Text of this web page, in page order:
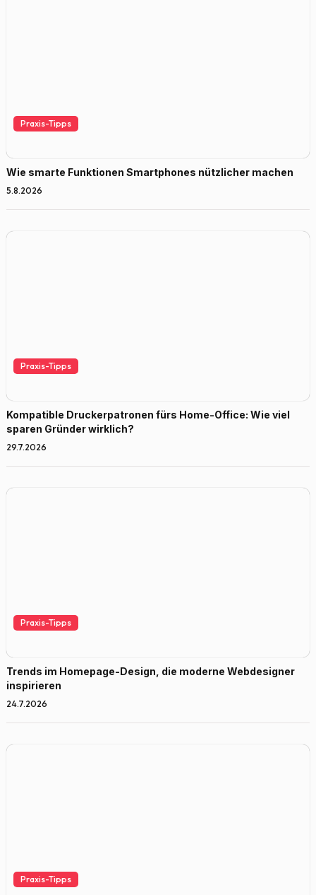
Praxis-Tipps
Wie smarte Funktionen Smartphones nützlicher machen
5.8.2026
Praxis-Tipps
Kompatible Druckerpatronen fürs Home-Office: Wie viel
sparen Gründer wirklich?
29.7.2026
Praxis-Tipps
Trends im Homepage-Design, die moderne Webdesigner
inspirieren
24.7.2026
Praxis-Tipps